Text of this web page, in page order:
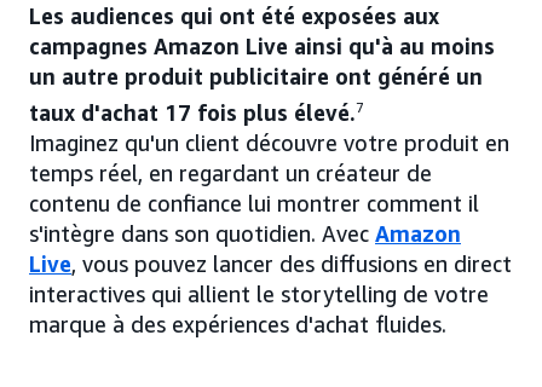
Les audiences qui ont été exposées aux
campagnes Amazon Live ainsi qu'à au moins
un autre produit publicitaire ont généré un
taux d'achat 17 fois plus élevé.7
Imaginez qu'un client découvre votre produit en
temps réel, en regardant un créateur de
contenu de confiance lui montrer comment il
s'intègre dans son quotidien. Avec Amazon
Live, vous pouvez lancer des diffusions en direct
interactives qui allient le storytelling de votre
marque à des expériences d'achat fluides.